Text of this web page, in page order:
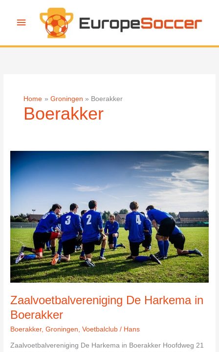
Hoofdmenu
Home Groningen Boerakker
Boerakker
Zaalvoetbalvereniging De Harkema in
Boerakker
Boerakker,Groningen ,Voetbalclub / Hans
Zaalvoetbalvereniging De Harkema in Boerakker Hoofdweg 21